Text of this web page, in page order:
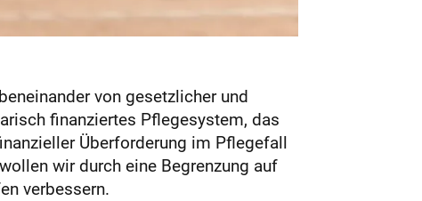
von gesetzlicher und
finanziertes Pflegesystem, das
Überforderung im Pflegefall
wir durch eine Begrenzung auf
verbessern.